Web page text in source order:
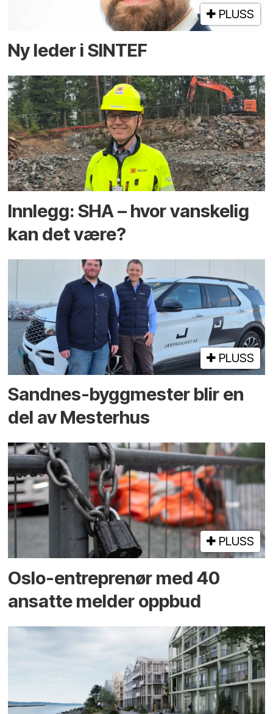
PLUSS
Ny leder i SINTEF
Innlegg: SHA – hvor vanskelig
kan det være?
PLUSS
Sandnes-byggmester blir en
del av Mesterhus
PLUSS
Oslo-entreprenør med 40
ansatte melder oppbud